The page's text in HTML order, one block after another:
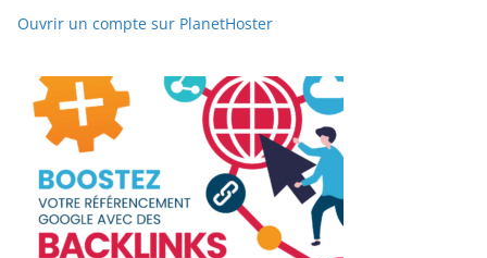
Ouvrir un compte sur PlanetHoster